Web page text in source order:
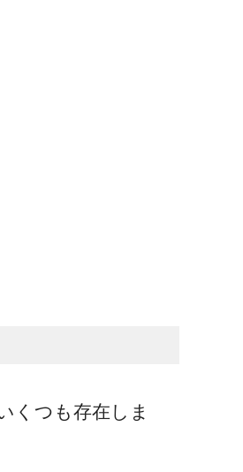
くつも存在しま